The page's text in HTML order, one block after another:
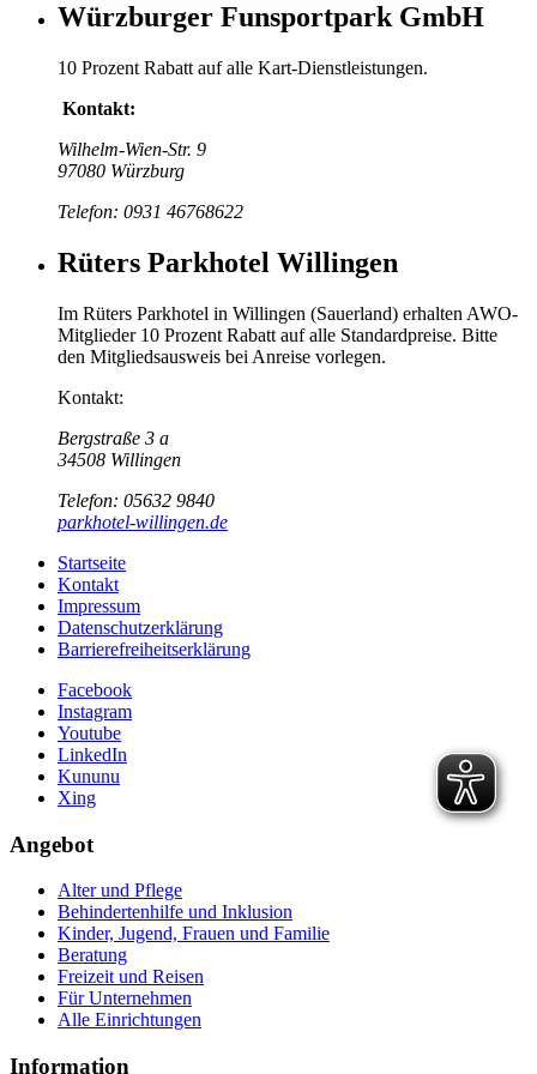
Würzburger Funsportpark GmbH
10 Prozent Rabatt auf alle Kart-Dienstleistungen.
Kontakt:
Wilhelm-Wien-Str. 9
97080 Würzburg
Telefon: 0931 46768622
Rüters Parkhotel Willingen
Im Rüters Parkhotel in Willingen (Sauerland) erhalten AWO-
Mitglieder 10 Prozent Rabatt auf alle Standardpreise. Bitte
den Mitgliedsausweis bei Anreise vorlegen.
Kontakt:
Bergstraße 3 a
34508 Willingen
Telefon: 05632 9840
parkhotel-willingen.de
Startseite
Kontakt
Impressum
Datenschutzerklärung
Barrierefreiheitserklärung
Facebook
Instagram
Youtube
LinkedIn
Kununu
Xing
Angebot
Alter und Pflege
Behindertenhilfe und Inklusion
Kinder, Jugend, Frauen und Familie
Beratung
Freizeit und Reisen
Für Unternehmen
Alle Einrichtungen
Information